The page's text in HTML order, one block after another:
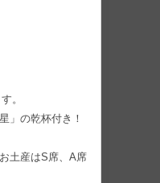
。
」の乾杯付き！
土産はS席、A席